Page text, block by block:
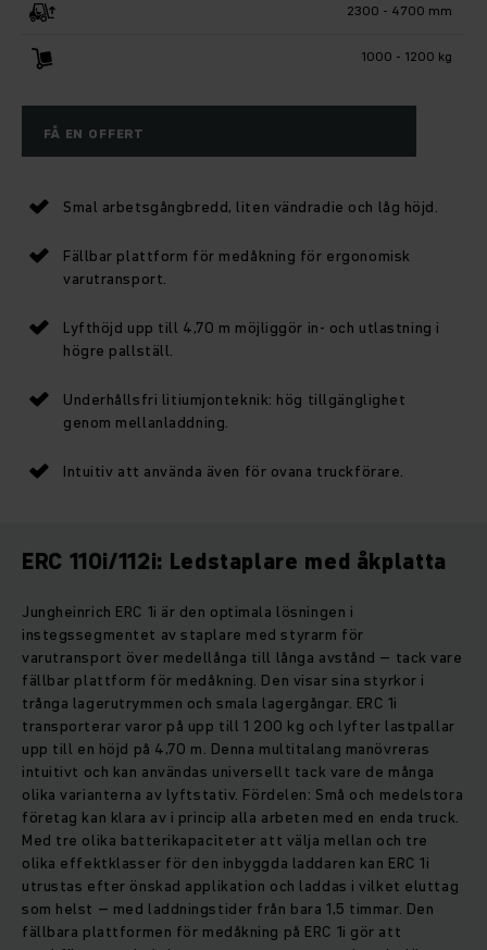
2300 - 4700 mm
1000 - 1200 kg
FÅ EN OFFERT
Smal arbetsgångbredd, liten vändradie och låg höjd.
Fällbar plattform för medåkning för ergonomisk
varutransport.
Lyfthöjd upp till 4,70 m möjliggör in- och utlastning i
högre pallställ.
Underhållsfri litiumjonteknik: hög tillgänglighet
genom mellanladdning.
Intuitiv att använda även för ovana truckförare.
ERC 110i/112i: Ledstaplare med åkplatta
Jungheinrich ERC 1i är den optimala lösningen i
instegssegmentet av staplare med styrarm för
varutransport över medellånga till långa avstånd – tack vare
fällbar plattform för medåkning. Den visar sina styrkor i
trånga lagerutrymmen och smala lagergångar. ERC 1i
transporterar varor på upp till 1 200 kg och lyfter lastpallar
upp till en höjd på 4,70 m. Denna multitalang manövreras
intuitivt och kan användas universellt tack vare de många
olika varianterna av lyftstativ. Fördelen: Små och medelstora
företag kan klara av i princip alla arbeten med en enda truck.
Med tre olika batterikapaciteter att välja mellan och tre
olika effektklasser för den inbyggda laddaren kan ERC 1i
utrustas efter önskad applikation och laddas i vilket eluttag
som helst – med laddningstider från bara 1,5 timmar. Den
fällbara plattformen för medåkning på ERC 1i gör att